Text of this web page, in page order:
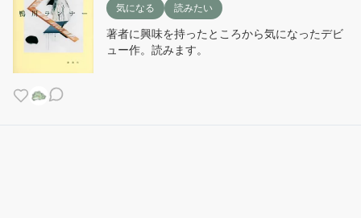
気になる
読みたい
著者に興味を持ったところから気になったデビ
ュー作。読みます。